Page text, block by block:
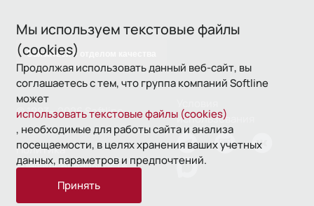
Мы используем текстовые файлы
(cookies)
Продолжая использовать данный веб-сайт, вы
соглашаетесь с тем, что группа компаний Softline
может
использовать текстовые файлы (cookies)
, необходимые для работы сайта и анализа
посещаемости, в целях хранения ваших учетных
данных, параметров и предпочтений.
Принять
Связаться с отделом качества
© 1993—2026 Softline
использования
Политика
конфиденциальности